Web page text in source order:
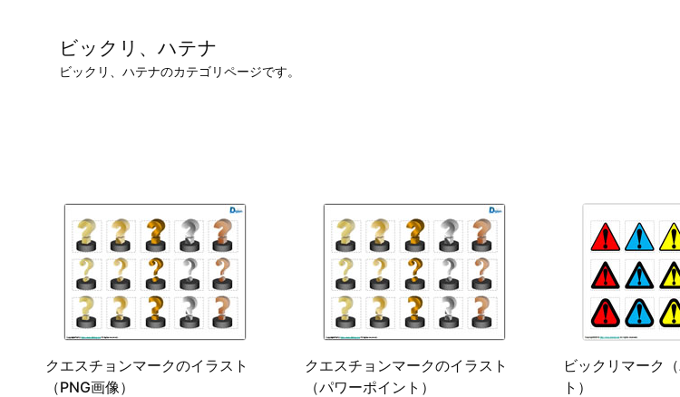
ビックリ、ハテナ
ビックリ、ハテナのカテゴリページです。
クエスチョンマークのイラスト
（PNG画像）
クエスチョンマークのイラスト
（パワーポイント）
ビックリマーク
ト）